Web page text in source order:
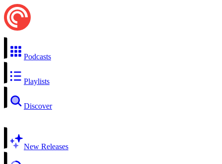
Podcasts
Playlists
Discover
New Releases